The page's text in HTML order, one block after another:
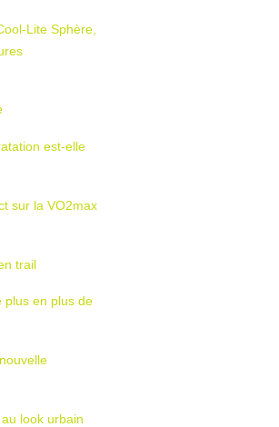
Lite Sphère,
est-elle
sur la VO2max
trail
plus en plus de
look urbain